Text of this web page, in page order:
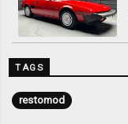
TAGS
restomod